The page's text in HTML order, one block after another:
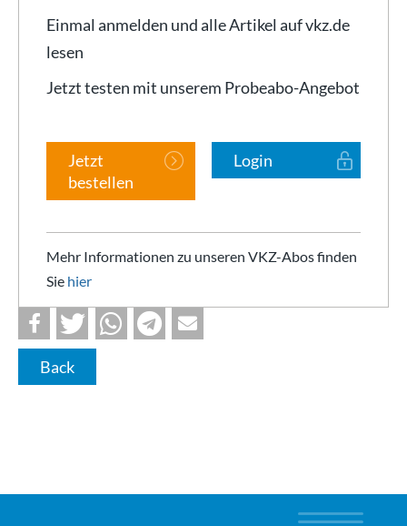
Einmal anmelden und alle Artikel auf vkz.de
lesen
Jetzt testen mit unserem Probeabo-Angebot
Jetzt
bestellen
Login
Mehr Informationen zu unseren VKZ-Abos finden
Sie hier
Back